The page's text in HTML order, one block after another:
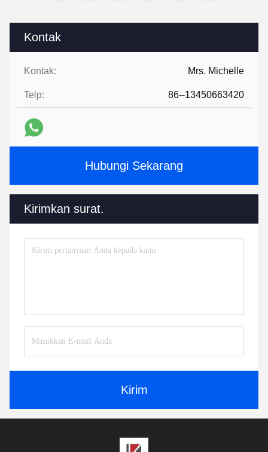
Kontak
Kontak: Mrs. Michelle
Telp: 86--13450663420
Hubungi Sekarang
Kirimkan surat.
Kirim